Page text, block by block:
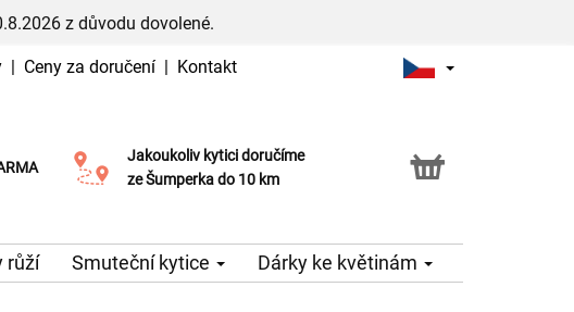
z důvodu dovolené.
| Ceny za doručení | Kontakt
Jakoukoliv kytici doručíme
ze Šumperka do 10 km
Možnost vyzvednout v naší květince
růží Smuteční kytice Dárky ke květinám